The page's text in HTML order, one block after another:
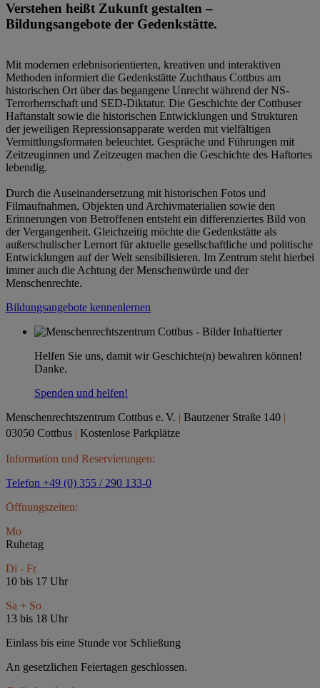
Verstehen heißt Zukunft gestalten –
Bildungsangebote der Gedenkstätte.
Mit modernen erlebnisorientierten, kreativen und interaktiven
Methoden informiert die Gedenkstätte Zuchthaus Cottbus am
historischen Ort über das begangene Unrecht während der NS-
Terrorherrschaft und SED-Diktatur. Die Geschichte der Cottbuser
Haftanstalt sowie die historischen Entwicklungen und Strukturen
der jeweiligen Repressionsapparate werden mit vielfältigen
Vermittlungsformaten beleuchtet. Gespräche und Führungen mit
Zeitzeuginnen und Zeitzeugen machen die Geschichte des Haftortes
lebendig.
Durch die Auseinandersetzung mit historischen Fotos und
Filmaufnahmen, Objekten und Archivmaterialien sowie den
Erinnerungen von Betroffenen entsteht ein differenziertes Bild von
der Vergangenheit. Gleichzeitig möchte die Gedenkstätte als
außerschulischer Lernort für aktuelle gesellschaftliche und politische
Entwicklungen auf der Welt sensibilisieren. Im Zentrum steht hierbei
immer auch die Achtung der Menschenwürde und der
Menschenrechte.
Bildungsangebote kennenlernen
Helfen Sie uns, damit wir Geschichte(n) bewahren können!
Danke.
Spenden und helfen!
Menschenrechtszentrum Cottbus e. V. | Bautzener Straße 140 |
03050 Cottbus | Kostenlose Parkplätze
Information und Reservierungen:
Telefon +49 (0) 355 / 290 133-0
Öffnungszeiten:
Mo
Ruhetag
Di - Fr
10 bis 17 Uhr
Sa + So
13 bis 18 Uhr
Einlass bis eine Stunde vor Schließung
An gesetzlichen Feiertagen geschlossen.